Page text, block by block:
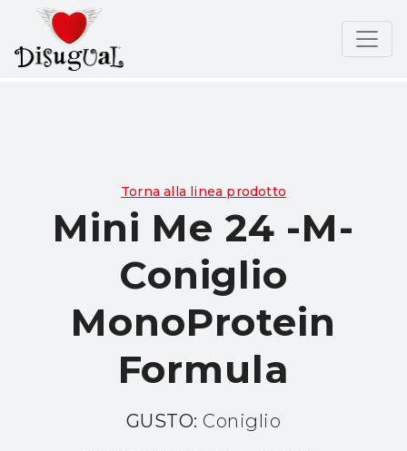
Torna alla linea prodotto
Mini Me 24 -M-
Coniglio
MonoProtein
Formula
GUSTO: Coniglio